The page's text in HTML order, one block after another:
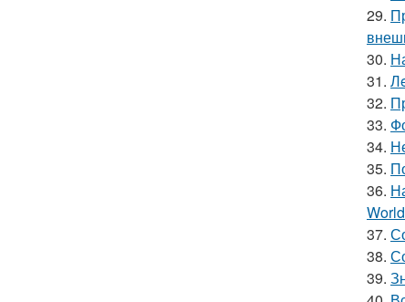
29.
30.
31.
32.
33.
34.
35.
36.
37.
38.
39.